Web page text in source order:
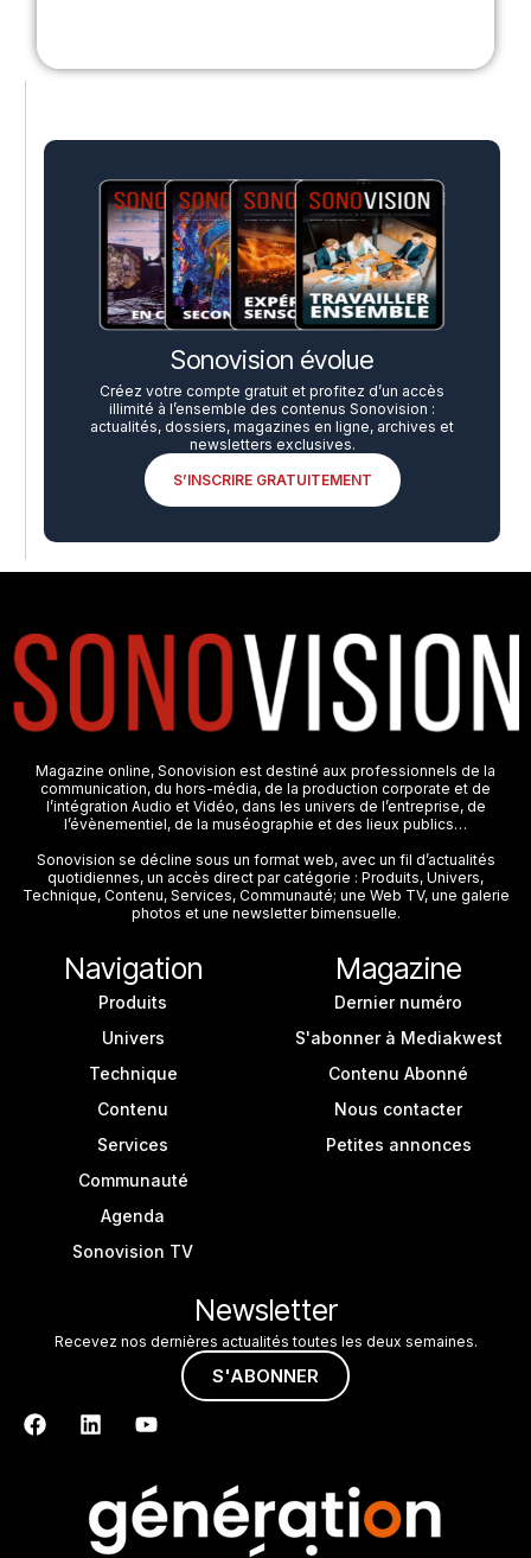
Sonovision évolue
Créez votre compte gratuit et profitez d’un accès
illimité à l’ensemble des contenus Sonovision :
actualités, dossiers, magazines en ligne, archives et
newsletters exclusives.
S’INSCRIRE GRATUITEMENT
Magazine online, Sonovision est destiné aux professionnels de la
communication, du hors-média, de la production corporate et de
l’intégration Audio et Vidéo, dans les univers de l’entreprise, de
l’évènementiel, de la muséographie et des lieux publics…
Sonovision se décline sous un format web, avec un fil d’actualités
quotidiennes, un accès direct par catégorie : Produits, Univers,
Technique, Contenu, Services, Communauté; une Web TV, une galerie
photos et une newsletter bimensuelle.
Navigation
Produits
Univers
Technique
Contenu
Services
Communauté
Agenda
Sonovision TV
Magazine
Dernier numéro
S'abonner à Mediakwest
Contenu Abonné
Nous contacter
Petites annonces
Newsletter
Recevez nos dernières actualités toutes les deux semaines.
S'ABONNER